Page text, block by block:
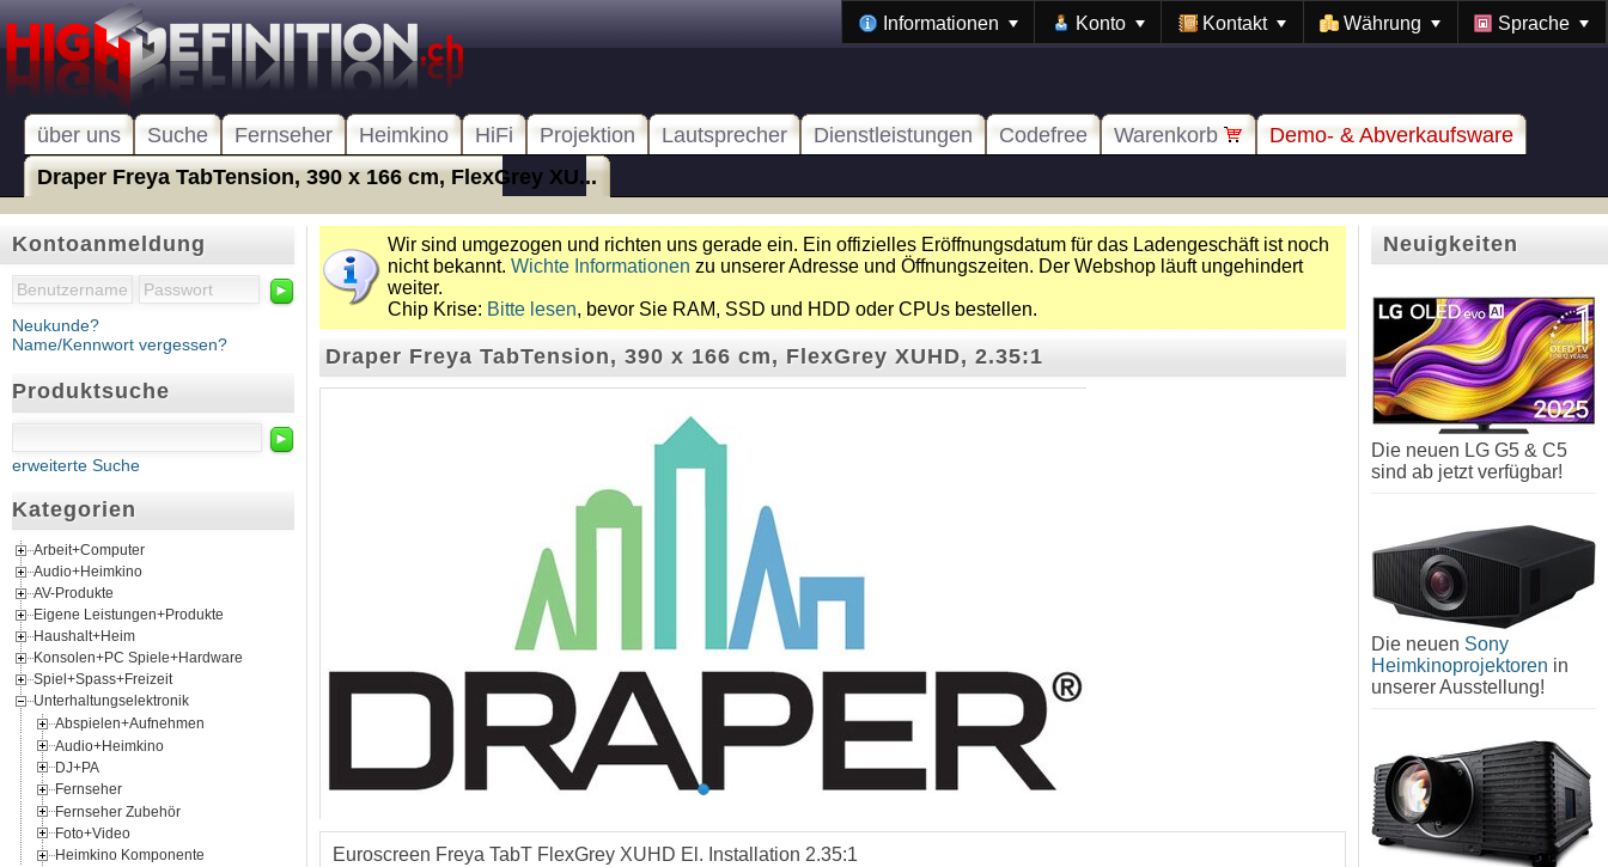
Informationen Konto Kontakt Währung Sprache
über uns Suche Fernseher Heimkino HiFi Projektion Lautsprecher Dienstleistungen Codefree Warenkorb
Demo- & Abverkaufsware
Draper Freya TabTension, 390 x 166 cm, FlexGrey XU...
Kontoanmeldung
►
Neukunde?
Name/Kennwort vergessen?
Produktsuche
►
erweiterte Suche
Kategorien
Arbeit+Computer
Audio+Heimkino
AV-Produkte
Eigene Leistungen+Produkte
Haushalt+Heim
Konsolen+PC Spiele+Hardware
Spiel+Spass+Freizeit
Unterhaltungselektronik
Abspielen+Aufnehmen
Audio+Heimkino
DJ+PA
Fernseher
Fernseher Zubehör
Foto+Video
Heimkino Komponente
Wir sind umgezogen und richten uns gerade ein. Ein offizielles Eröffnungsdatum für das Ladengeschäft ist noch
nicht bekannt. Wichte Informationen zu unserer Adresse und Öffnungszeiten. Der Webshop läuft ungehindert
weiter.
Chip Krise: Bitte lesen, bevor Sie RAM, SSD und HDD oder CPUs bestellen.
Draper Freya TabTension, 390 x 166 cm, FlexGrey XUHD, 2.35:1
Euroscreen Freya TabT FlexGrey XUHD El. Installation 2.35:1
Neuigkeiten
Die neuen LG G5 & C5
sind ab jetzt verfügbar!
Die neuen Sony
Heimkinoprojektoren in
unserer Ausstellung!